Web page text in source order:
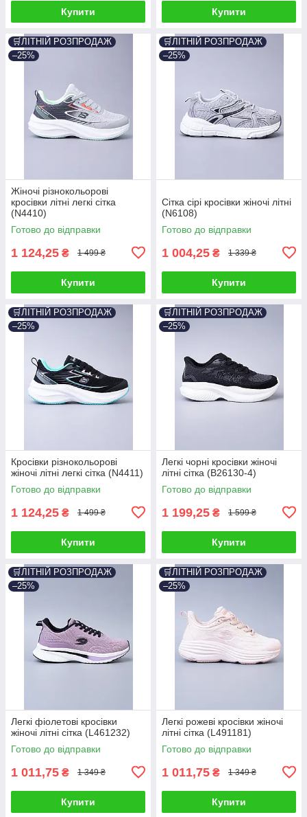
Купити Купити
🛒ЛІТНІЙ РОЗПРОДАЖ
–25%
Жіночі різнокольорові
кросівки літні легкі сітка
(N4410)
Готово до відправки
1 124,25 ₴ 1 499 ₴
Купити
🛒ЛІТНІЙ РОЗПРОДАЖ
–25%
Сітка сірі кросівки жіночі літні
(N6108)
Готово до відправки
1 004,25 ₴ 1 339 ₴
Купити
🛒ЛІТНІЙ РОЗПРОДАЖ
–25%
Кросівки різнокольорові
жіночі літні легкі сітка (N4411)
Готово до відправки
1 124,25 ₴ 1 499 ₴
Купити
🛒ЛІТНІЙ РОЗПРОДАЖ
–25%
Легкі чорні кросівки жіночі
літні сітка (B26130-4)
Готово до відправки
1 199,25 ₴ 1 599 ₴
Купити
🛒ЛІТНІЙ РОЗПРОДАЖ
–25%
Легкі фіолетові кросівки
жіночі літні сітка (L461232)
Готово до відправки
1 011,75 ₴ 1 349 ₴
Купити
🛒ЛІТНІЙ РОЗПРОДАЖ
–25%
Легкі рожеві кросівки жіночі
літні сітка (L491181)
Готово до відправки
1 011,75 ₴ 1 349 ₴
Купити